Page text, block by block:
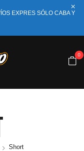
EXPRES SÓLO CABA Y
0
Short